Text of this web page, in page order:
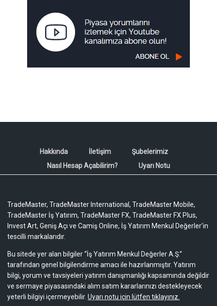
Hakkında İletişim
Şubelerimiz
Nasıl Hesap Açabilirim?
Uyarı Notu
TradeMaster, TradeMaster International, TradeMaster Mobile,
TradeMaster İş Yatırım, TradeMaster FX, TradeMaster FX Plus,
Invest Art, Geniş Açı ve Camiş Online, İş Yatırım Menkul Değerler'in
tescilli markalarıdır.
Bu sitede yer alan bilgiler “İş Yatırım Menkul Değerler A.Ş.”
tarafından genel bilgilendirme amacı ile hazırlanmıştır. Yatırım
bilgi, yorum ve tavsiyeleri yatırım danışmanlığı kapsamında değildir
ve sermaye piyasasındaki alım satım kararlarınızı destekleyecek
yeterli bilgiyi içermeyebilir. Uyarı notu için lütfen tıklayınız.